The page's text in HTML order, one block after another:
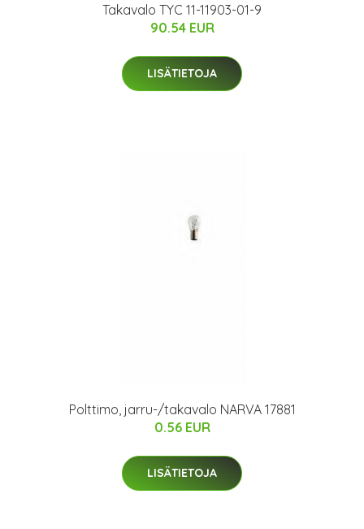
Takavalo TYC 11-11903-01-9
90.54 EUR
LISÄTIETOJA
Polttimo, jarru-/takavalo NARVA 17881
0.56 EUR
LISÄTIETOJA